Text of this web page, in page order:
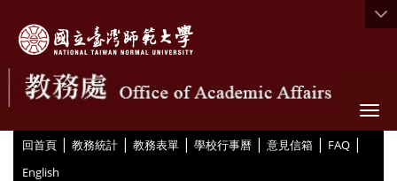
回首頁 | 教務統計 | 教務表單 | 學校行事曆 | 意見信箱 | FAQ |
English